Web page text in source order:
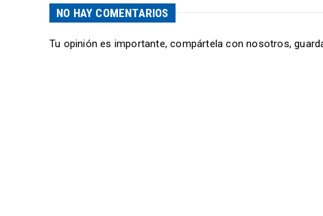
NO HAY COMENTARIOS
Tu opinión es importante, compártela con nosotros,